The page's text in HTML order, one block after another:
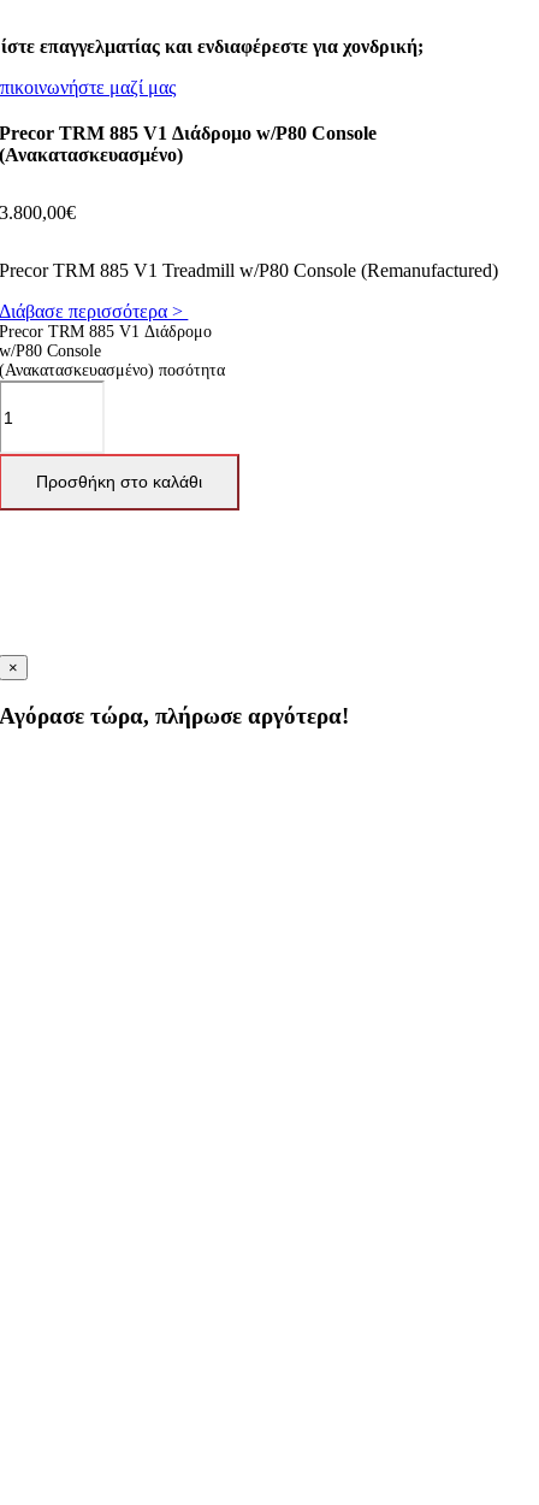
επαγγελματίας και ενδιαφέρεστε για χονδρική;
μαζί μας
Precor TRM 885 V1 Διάδρομο w/P80 Console
(Ανακατασκευασμένο)
3.800,00€
Precor TRM 885 V1 Treadmill w/P80 Console (Remanufactured)
Διάβασε περισσότερα >
Precor TRM 885 V1 Διάδρομο
w/P80 Console
(Ανακατασκευασμένο) ποσότητα
Προσθήκη στο καλάθι
×
Αγόρασε τώρα, πλήρωσε αργότερα!